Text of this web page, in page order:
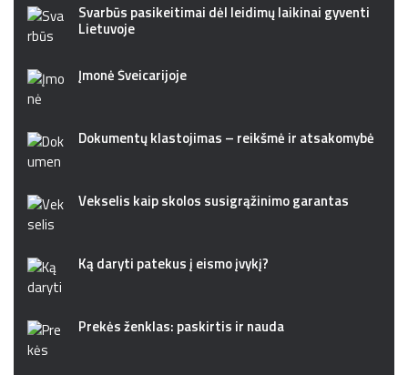
Svarbūs pasikeitimai dėl leidimų laikinai gyventi
Lietuvoje
Įmonė Šveicarijoje
Dokumentų klastojimas – reikšmė ir atsakomybė
Vekselis kaip skolos susigrąžinimo garantas
Ką daryti patekus į eismo įvykį?
Prekės ženklas: paskirtis ir nauda